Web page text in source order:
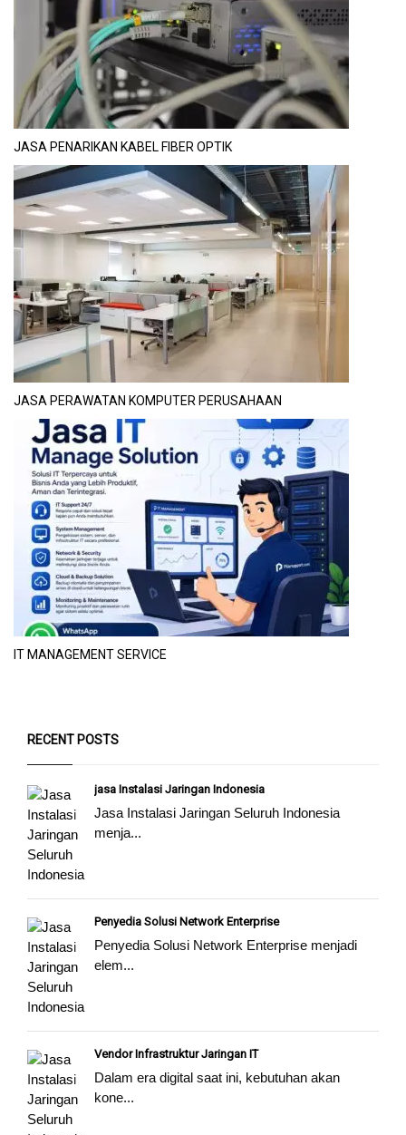
JASA PENARIKAN KABEL FIBER OPTIK
JASA PERAWATAN KOMPUTER PERUSAHAAN
IT MANAGEMENT SERVICE
RECENT POSTS
jasa Instalasi Jaringan Indonesia
Jasa Instalasi Jaringan Seluruh Indonesia
menja...
Penyedia Solusi Network Enterprise
Penyedia Solusi Network Enterprise menjadi
elem...
Vendor Infrastruktur Jaringan IT
Dalam era digital saat ini, kebutuhan akan
kone...